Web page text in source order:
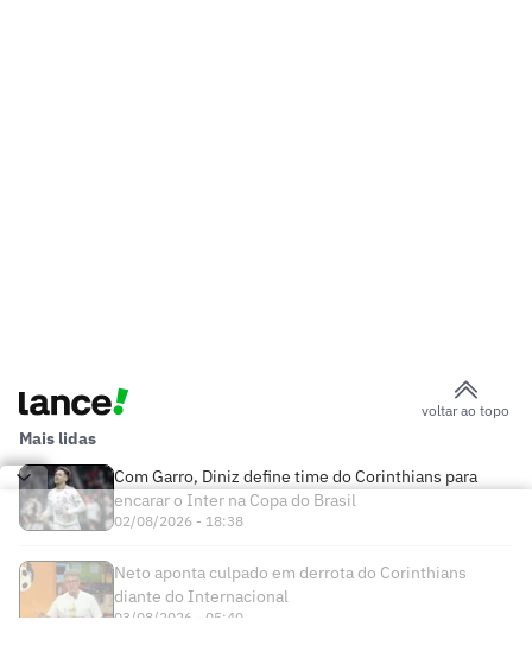
voltar ao topo
Mais lidas
Com Garro, Diniz define time do Corinthians para
encarar o Inter na Copa do Brasil
02/08/2026 - 18:38
Neto aponta culpado em derrota do Corinthians
diante do Internacional
03/08/2026 - 05:40